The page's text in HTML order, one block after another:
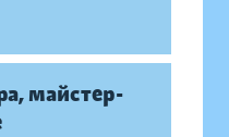
майстер-